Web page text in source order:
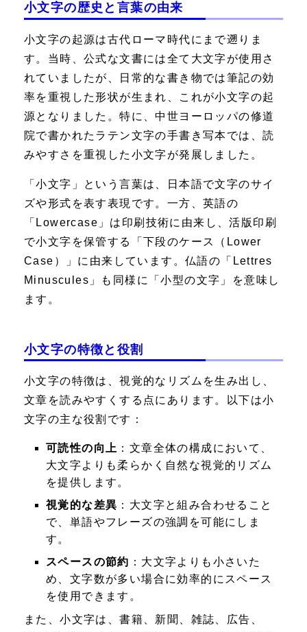
小文字の歴史と言葉の由来
小文字の起源は古代ローマ時代にまで遡りま
す。当時、公式な文書には全て大文字が使用さ
れていましたが、日常的な書き物では筆記の効
率を重視した形状が生まれ、これが小文字の起
源となりました。特に、中世ヨーロッパの修道
院で書かれたラテン文字の手書き写本では、読
みやすさを重視した小文字が発展しました。
「小文字」という言葉は、日本語で文字のサイ
ズや形式を表す表現です。一方、英語の
「Lowercase」は印刷技術に由来し、活版印刷
で小文字を保管する「下段のケース（Lower
Case）」に由来しています。仏語の「Lettres
Minuscules」も同様に「小型の文字」を意味し
ます。
小文字の特徴と役割
小文字の特徴は、視覚的なリズムを生み出し、
文章を読みやすくする点にあります。以下は小
文字の主な役割です：
可読性の向上 ：文章全体の構成において、
大文字よりも柔らかく自然な視覚的リズム
を提供します。
視覚的な差異 ：大文字と組み合わせること
で、単語やフレーズの強調を可能にしま
す。
スペースの節約 ：大文字よりも小さいた
め、文字数が多い場合に効率的にスペース
を使用できます。
また、小文字は、書籍、新聞、雑誌、広告、